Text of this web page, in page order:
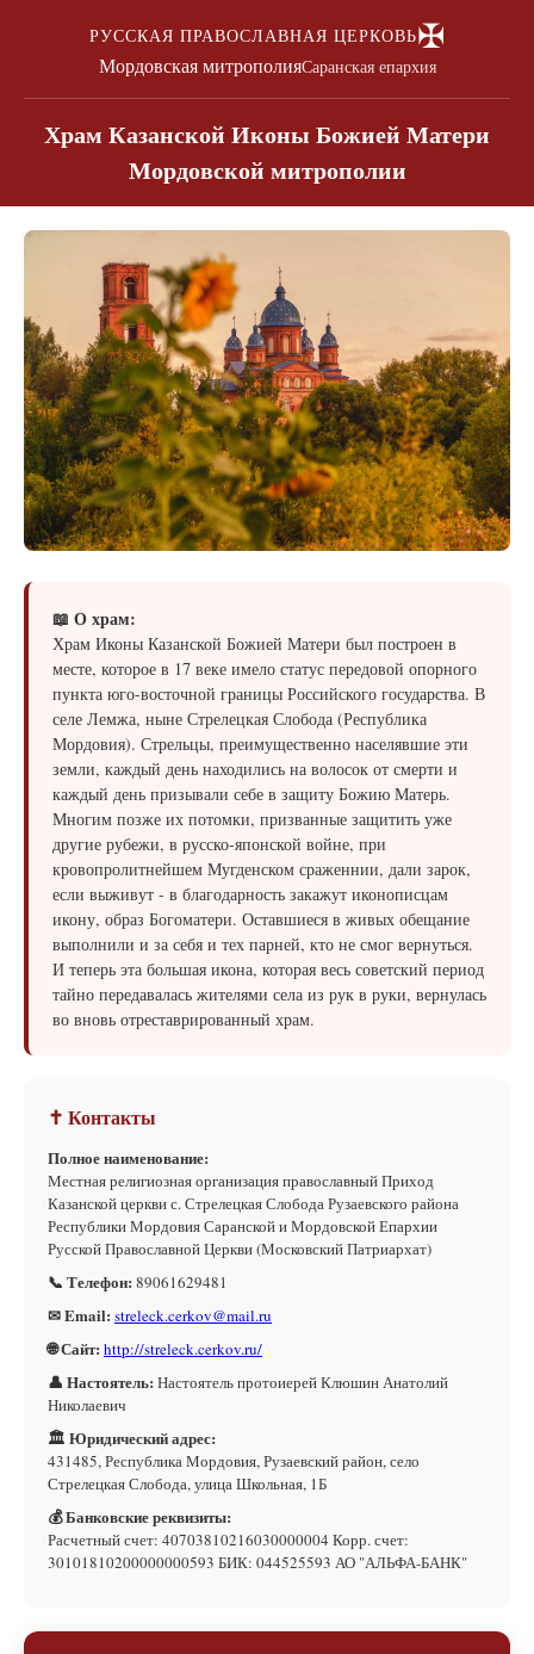
РУССКАЯ ПРАВОСЛАВНАЯ ЦЕРКОВЬ✠
Мордовская митрополияСаранская епархия
Храм Казанской Иконы Божией Матери
Мордовской митрополии
📖 О храм:
Храм Иконы Казанской Божией Матери был построен в
месте, которое в 17 веке имело статус передовой опорного
пункта юго-восточной границы Российского государства. В
селе Лемжа, ныне Стрелецкая Слобода (Республика
Мордовия). Стрельцы, преимущественно населявшие эти
земли, каждый день находились на волосок от смерти и
каждый день призывали себе в защиту Божию Матерь.
Многим позже их потомки, призванные защитить уже
другие рубежи, в русско-японской войне, при
кровопролитнейшем Мугденском сраженнии, дали зарок,
если выживут - в благодарность закажут иконописцам
икону, образ Богоматери. Оставшиеся в живых обещание
выполнили и за себя и тех парней, кто не смог вернуться.
И теперь эта большая икона, которая весь советский период
тайно передавалась жителями села из рук в руки, вернулась
во вновь отреставрированный храм.
✝ Контакты
Полное наименование:
Местная религиозная организация православный Приход
Казанской церкви с. Стрелецкая Слобода Рузаевского района
Республики Мордовия Саранской и Мордовской Епархии
Русской Православной Церкви (Московский Патриархат)
📞 Телефон: 89061629481
✉ Email: streleck.cerkov@mail.ru
🌐 Сайт: http://streleck.cerkov.ru/
👤 Настоятель: Настоятель протоиерей Клюшин Анатолий
Николаевич
🏛 Юридический адрес:
431485, Республика Мордовия, Рузаевский район, село
Стрелецкая Слобода, улица Школьная, 1Б
💰 Банковские реквизиты:
Расчетный счет: 40703810216030000004 Корр. счет:
30101810200000000593 БИК: 044525593 АО "АЛЬФА-БАНК"